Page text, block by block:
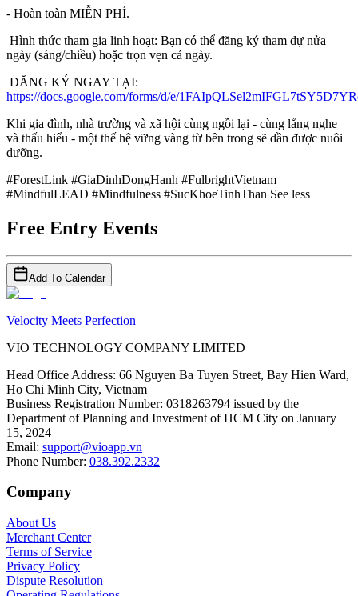
- Hoàn toàn MIỄN PHÍ.
ngày (sáng/chiều) hoặc trọn vẹn cả ngày.
https://docs.google.com/forms/d/e/
Khi gia đình, nhà trường và xã hội cùng ngồi lại - cùng lắng nghe
và thấu hiểu - một thế hệ vững vàng từ bên trong sẽ dần được nuôi
dưỡng.
#ForestLink #GiaDinhDongHanh #FulbrightVietnam
#MindfulLEAD #Mindfulness #SucKhoeTinhThan See less
Free Entry Events
Add To Calendar
Velocity Meets Perfection
VIO TECHNOLOGY COMPANY LIMITED
Head Office Address: 66 Nguyen Ba Tuyen Street, Bay Hien Ward,
Ho Chi Minh City, Vietnam
Business Registration Number: 0318263794 issued by the
Department of Planning and Investment of HCM City on January
15, 2024
Email: support@vioapp.vn
Phone Number: 038.392.2332
Company
About Us
Merchant Center
Terms of Service
Privacy Policy
Dispute Resolution